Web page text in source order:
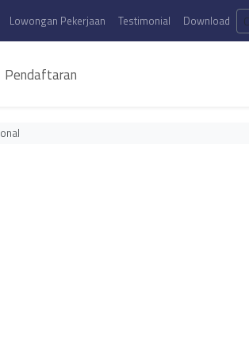
Lowongan Pekerjaan Testimonial Download
Pendaftaran